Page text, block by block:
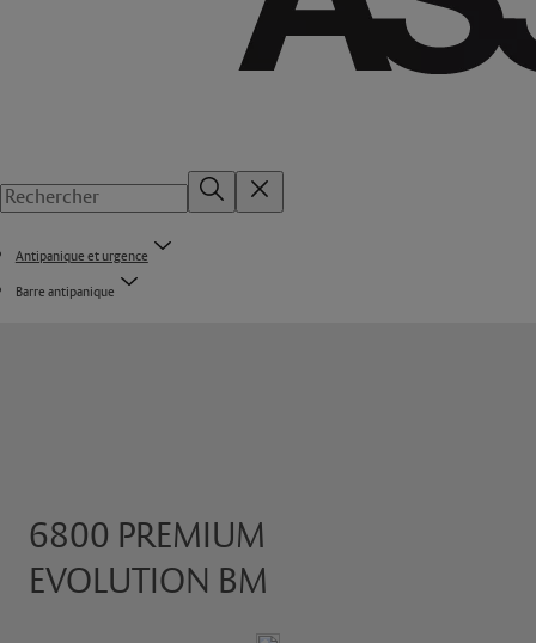
Antipanique et urgence
Barre antipanique
6800 PREMIUM
EVOLUTION BM